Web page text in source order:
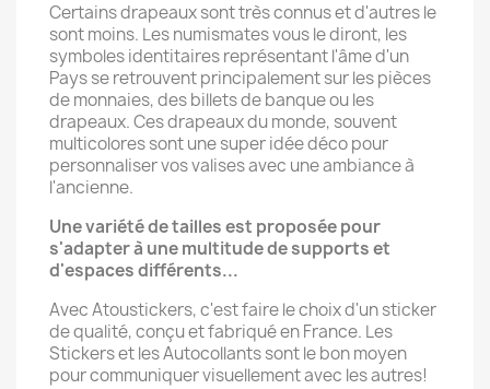
Certains drapeaux sont très connus et d'autres le
sont moins. Les numismates vous le diront, les
symboles identitaires représentant l'âme d'un
Pays se retrouvent principalement sur les pièces
de monnaies, des billets de banque ou les
drapeaux. Ces drapeaux du monde, souvent
multicolores sont une super idée déco pour
personnaliser vos valises avec une ambiance à
l'ancienne.
Une variété de tailles est proposée pour
s'adapter à une multitude de supports et
d'espaces différents...
Avec Atoustickers, c'est faire le choix d'un sticker
de qualité, conçu et fabriqué en France. Les
Stickers et les Autocollants sont le bon moyen
pour communiquer visuellement avec les autres!